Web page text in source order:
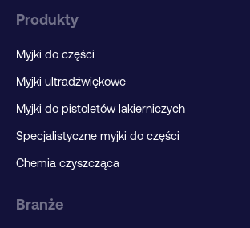
Produkty
Myjki do części
Myjki ultradźwiękowe
Myjki do pistoletów lakierniczych
Specjalistyczne myjki do części
Chemia czyszcząca
Branże